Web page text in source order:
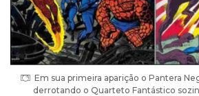
Em sua primeira aparição o Pantera
derrotando o Quarteto Fantástico